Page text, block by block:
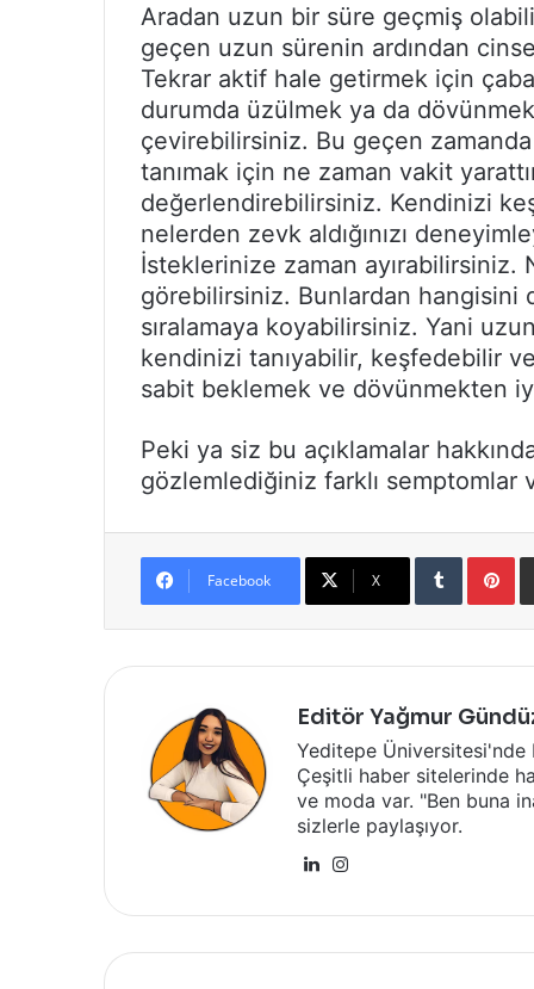
Aradan uzun bir süre geçmiş
geçen uzun sürenin ardından
Tekrar aktif hale getirmek için
durumda üzülmek ya da
çevirebilirsiniz. Bu geçen
tanımak için ne zaman vakit
değerlendirebilirsiniz. Kendinizi
nelerden zevk aldığınızı
İsteklerinize zaman
görebilirsiniz. Bunlardan hangisini
sıralamaya koyabilirsiniz. Yani
kendinizi tanıyabilir, keşfedebilir
sabit beklemek ve dövünmekten
Peki ya siz bu açıklamalar
gözlemlediğiniz farklı semptomlar
Facebook X
Tumblr
Editör Yağmur
Yeditepe Üniversitesi'nde
Çeşitli haber sitelerinde
ve moda var. "Ben buna
sizlerle paylaşıyor.
LinkedIn